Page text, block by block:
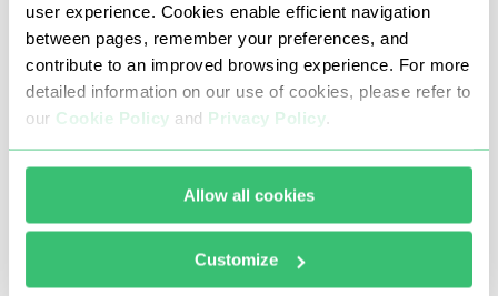
user experience. Cookies enable efficient navigation
between pages, remember your preferences, and
contribute to an improved browsing experience. For more
detailed information on our use of cookies, please refer to
our Cookie Policy and Privacy Policy.
Allow all cookies
Customize
Проксі IPv6 для бізнесу та IT-
завдань
Проксі IPv6 забезпечують стабільні з'єднання, високу
пропускну здатність і величезний пул унікальних IP —
це корисно для аналітики, маркетингу, розробки та